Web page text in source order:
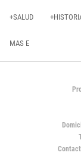
+SALUD
MAS E